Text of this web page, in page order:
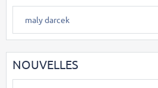
maly darcek
NOUVELLES